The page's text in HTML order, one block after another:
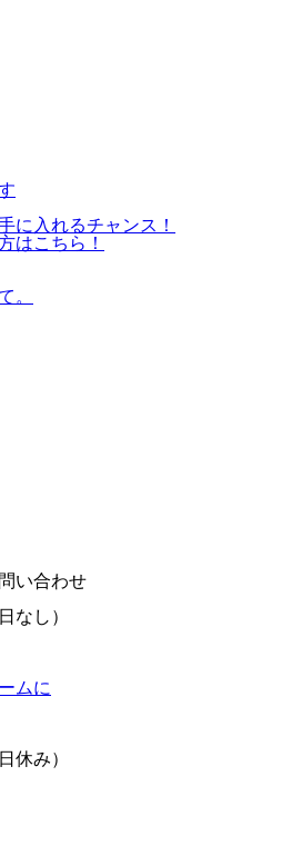
に入れるチャンス！
はこちら！
。
い合わせ
なし）
ムに
休み）